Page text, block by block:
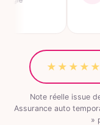
★★★★★
Note réelle issue
Assurance auto
»